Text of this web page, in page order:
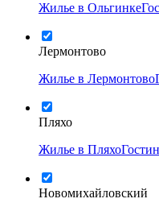
Жилье в Ольгинке
Лермонтово
Жилье в Лермонтово
Пляхо
Жилье в Пляхо
Новомихайловский